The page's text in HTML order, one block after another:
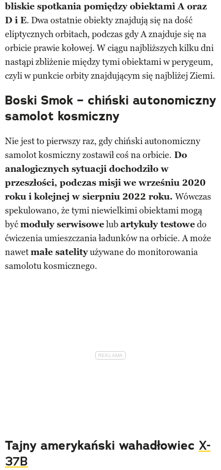
bliskie spotkania pomiędzy obiektami A oraz
D i E. Dwa ostatnie obiekty znajdują się na dość
eliptycznych orbitach, podczas gdy A znajduje się na
orbicie prawie kołowej. W ciągu najbliższych kilku dni
nastąpi zbliżenie między tymi obiektami w perygeum,
czyli w punkcie orbity znajdującym się najbliżej Ziemi.
Boski Smok – chiński autonomiczny
samolot kosmiczny
Nie jest to pierwszy raz, gdy chiński autonomiczny
samolot kosmiczny zostawił coś na orbicie. Do
analogicznych sytuacji dochodziło w
przeszłości, podczas misji we wrześniu 2020
roku i kolejnej w sierpniu 2022 roku. Wówczas
spekulowano, że tymi niewielkimi obiektami mogą
byćmoduły serwisowelubartykuły testowedo
ćwiczenia umieszczania ładunków na orbicie. A może
nawetmałe satelityużywane do monitorowania
samolotu kosmicznego.
Tajny amerykański wahadłowiec X-
37B